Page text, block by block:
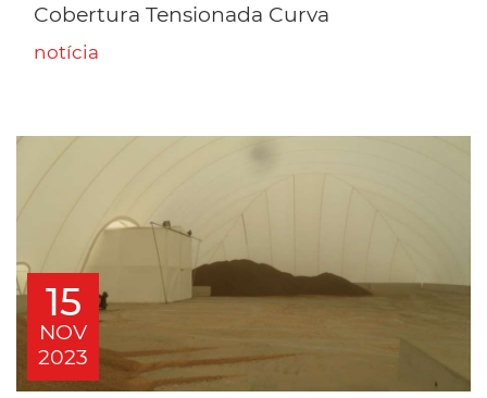
Cobertura Tensionada Curva
notícia
15
NOV
2023